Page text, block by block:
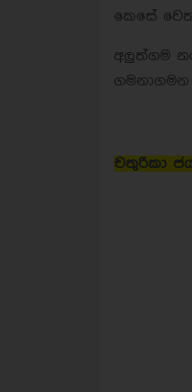
කෙසේ
අලුත්ගම
චතුරිකා